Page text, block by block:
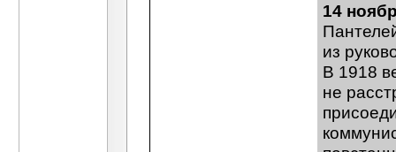
14
из
В 1918
не